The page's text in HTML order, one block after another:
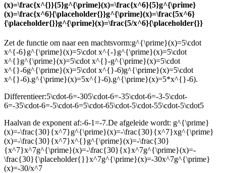
(x)=\frac{x^{}}{5}g^{\prime}(x)=\frac{x^6}{5}g^{\prime}
(x)=\frac{x^6}{\placeholder{}}g^{\prime}(x)=\frac{5x^6}
{\placeholder{}}g^{\prime}(x)=\frac{5/x^6}{\placeholder{}}
Zet de functie om naar een machtsvorm:g^{\prime}(x)=5\cdot
x^{-6}g^{\prime}(x)=5\cdot x^{-}g^{\prime}(x)=5\cdot
x^{}g^{\prime}(x)=5\cdot x^{}-g^{\prime}(x)=5\cdot
x^{}-6g^{\prime}(x)=5\cdot x^{}-6)g^{\prime}(x)=5\cdot
x^{}-6).g^{\prime}(x)=5x^{}-6).g^{\prime}(x)=5*x^{}-6).
Differentieer:5\cdot-6=-305\cdot-6=-35\cdot-6=-3-5\cdot-
6=-35\cdot-6=-5\cdot-6=5\cdot-65\cdot-5\cdot-55\cdot-5\cdot5
Haalvan de exponent af:-6-1=-7.De afgeleide wordt: g^{\prime}
(x)=-\frac{30}{x^7}g^{\prime}(x)=-\frac{30}{x^7}xg^{\prime}
(x)=-\frac{30}{x^7}x^{}g^{\prime}(x)=-\frac{30}
{x^7}x^7g^{\prime}(x)=-\frac{30}{x}x^7g^{\prime}(x)=-
\frac{30}{\placeholder{}}x^7g^{\prime}(x)=-30x^7g^{\prime}
(x)=-30/x^7